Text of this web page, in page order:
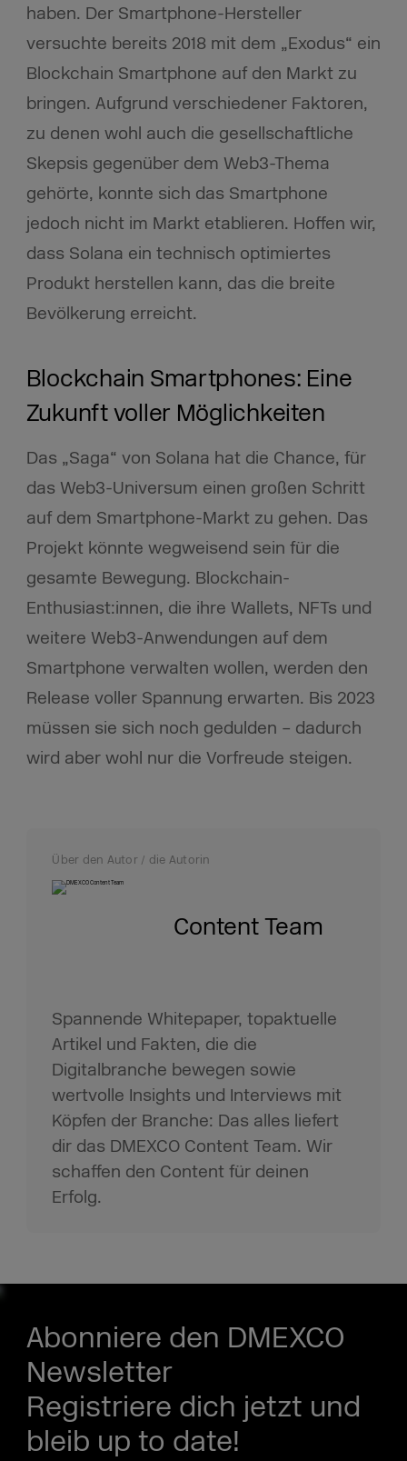
haben. Der Smartphone-Hersteller
versuchte bereits 2018 mit dem „Exodus“ ein
Blockchain Smartphone auf den Markt zu
bringen. Aufgrund verschiedener Faktoren,
zu denen wohl auch die gesellschaftliche
Skepsis gegenüber dem Web3-Thema
gehörte, konnte sich das Smartphone
jedoch nicht im Markt etablieren. Hoffen wir,
dass Solana ein technisch optimiertes
Produkt herstellen kann, das die breite
Bevölkerung erreicht.
Blockchain Smartphones: Eine
Zukunft voller Möglichkeiten
Das „Saga“ von Solana hat die Chance, für
das Web3-Universum einen großen Schritt
auf dem Smartphone-Markt zu gehen. Das
Projekt könnte wegweisend sein für die
gesamte Bewegung. Blockchain-
Enthusiast:innen, die ihre Wallets, NFTs und
weitere Web3-Anwendungen auf dem
Smartphone verwalten wollen, werden den
Release voller Spannung erwarten. Bis 2023
müssen sie sich noch gedulden – dadurch
wird aber wohl nur die Vorfreude steigen.
Über den Autor / die Autorin
Content Team
Spannende Whitepaper, topaktuelle
Artikel und Fakten, die die
Digitalbranche bewegen sowie
wertvolle Insights und Interviews mit
Köpfen der Branche: Das alles liefert
dir das DMEXCO Content Team. Wir
schaffen den Content für deinen
Erfolg.
Abonniere den DMEXCO
Newsletter
Registriere dich jetzt und
bleib up to date!